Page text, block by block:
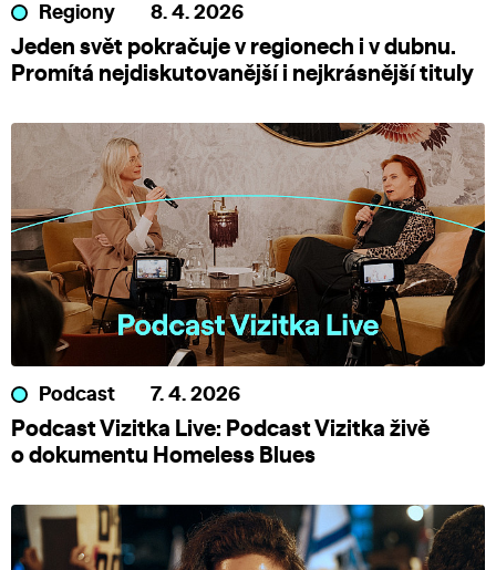
Regiony 8. 4. 2026
Jeden svět pokračuje v regionech i v dubnu.
Promítá nejdiskutovanější i nejkrásnější tituly
Podcast 7. 4. 2026
Podcast Vizitka Live: Podcast Vizitka živě
o dokumentu Homeless Blues